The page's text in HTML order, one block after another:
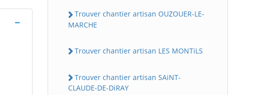
Trouver chantier artisan OUZOUER-LE-
MARCHE
Trouver chantier artisan LES MONTiLS
Trouver chantier artisan SAiNT-
CLAUDE-DE-DiRAY